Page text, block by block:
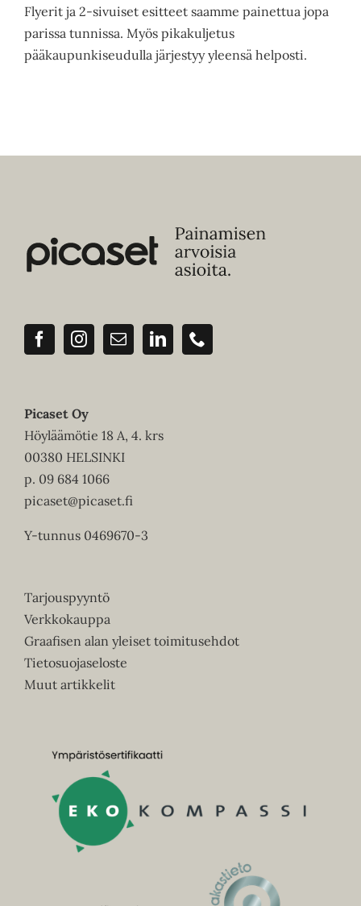
Flyerit ja 2-sivuiset esitteet saamme painettua jopa
parissa tunnissa. Myös pikakuljetus
pääkaupunkiseudulla järjestyy yleensä helposti.
Picaset Oy
Höyläämötie 18 A, 4. krs
00380 HELSINKI
p. 09 684 1066
picaset@picaset.fi
Y-tunnus 0469670-3
Tarjouspyyntö
Verkkokauppa
Graafisen alan yleiset toimitusehdot
Tietosuojaseloste
Muut artikkelit